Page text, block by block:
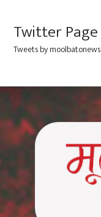
Twitter Page
Tweets by moolbatonews